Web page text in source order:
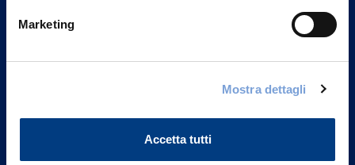
Marketing
Mostra dettagli
Accetta tutti
Vittoria Assicurazioni S.p.A.
Part. IVA 01329510158
FAQ